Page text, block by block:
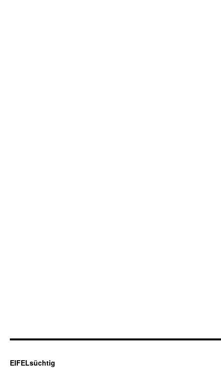
EIFELsüchtig